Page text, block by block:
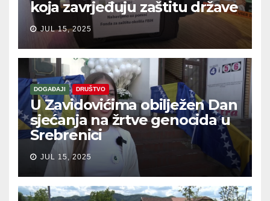
koja zavrjeđuju zaštitu države
JUL 15, 2025
DOGAĐAJI DRUŠTVO
U Zavidovićima obilježen Dan
sjećanja na žrtve genocida u
Srebrenici
JUL 15, 2025